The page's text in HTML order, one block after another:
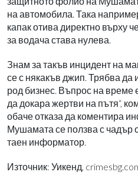
на автомобила. Така
капак отива директно върху
за водача става нулева.
Знам за такъв инцидент на
се с някакъв джип. Трябва да
род бизнес. Въпрос на време
да докара жертви на пътя“,
обаче отказа да коментира
Мушамата се ползва с чадър
таен информатор.
Източник: Уикенд,